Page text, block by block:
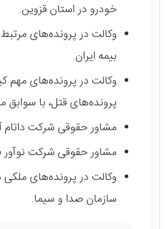
خودرو در استان قزوین.
وکالت در پرونده‌های
بیمه ایران.
وکالت در پرونده‌های مهم
پرونده‌های قتل، با سوابق
مشاور حقوقی شرکت داتام
مشاور حقوقی شرکت نوآور
وکالت در پرونده‌های ملکی
سازمان صدا و سیما.